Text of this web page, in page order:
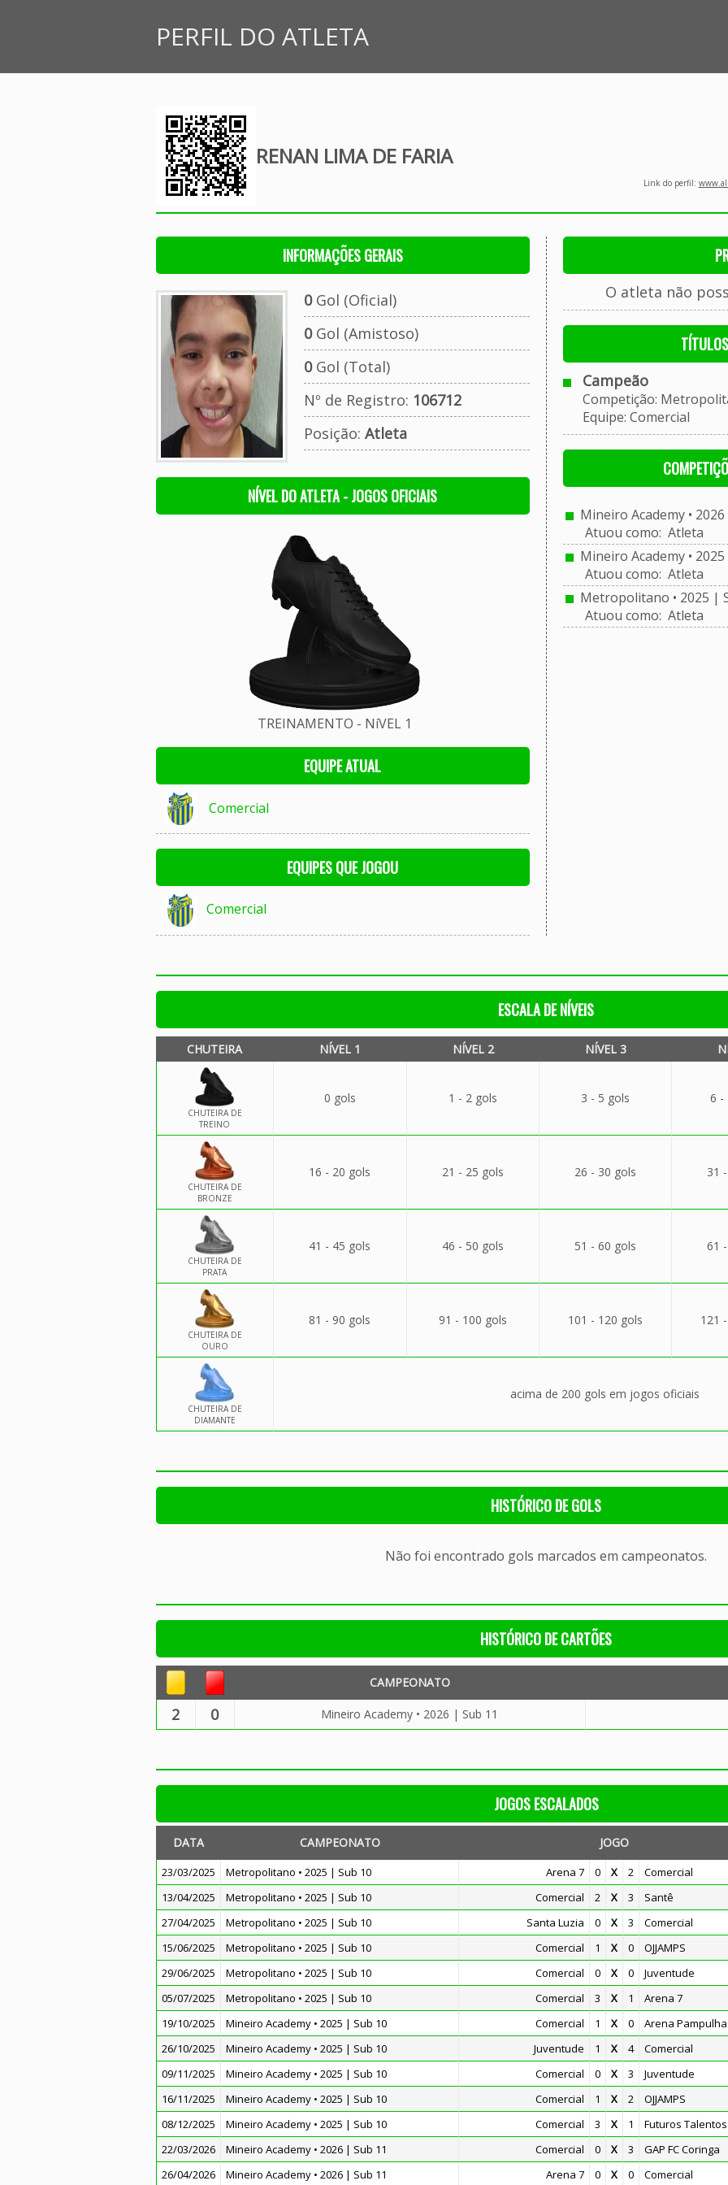
PERFIL DO ATLETA
RENAN LIMA DE FARIA
Link do perfil:
INFORMAÇÕES GERAIS
0Gol (Oficial)
0Gol (Amistoso)
0Gol (Total)
Nº de Registro: 106712
Posição: Atleta
NÍVEL DO ATLETA - JOGOS OFICIAIS
TREINAMENTO - NíVEL 1
EQUIPE ATUAL
Comercial
EQUIPES QUE JOGOU
Comercial
O atleta não
Campeão
Competição:
Equipe: Comercial
Mineiro Academy • 2026
Atuou como: Atleta
Mineiro Academy •
Atuou como: Atleta
Metropolitano • 2025 |
Atuou como: Atleta
ESCALA DE NÍVEIS
CHUTEIRA NÍVEL 1 NÍVEL 2 NÍVEL 3
CHUTEIRA DE
TREINO
0 gols 1 - 2 gols 3 - 5 gols 6 -
CHUTEIRA DE
BRONZE
16 - 20 gols 21 - 25 gols 26 - 30 gols 31
CHUTEIRA DE
PRATA
41 - 45 gols 46 - 50 gols 51 - 60 gols 61
CHUTEIRA DE
OURO
81 - 90 gols 91 - 100 gols 101 - 120 gols 121
CHUTEIRA DE
DIAMANTE
acima de 200 gols em jogos oficiais
HISTÓRICO DE GOLS
Não foi encontrado gols marcados em campeonatos.
HISTÓRICO DE CARTÕES
CAMPEONATO
2 0 Mineiro Academy • 2026 | Sub 11
JOGOS ESCALADOS
DATA CAMPEONATO JOGO
23/03/2025 Metropolitano • 2025 | Sub 10 Arena 7 0 X 2 Comercial
13/04/2025
Metropolitano • 2025 | Sub 10 Comercial 2 X 3 Santê
27/04/2025
Metropolitano • 2025 | Sub 10 Santa Luzia 0 X 3 Comercial
15/06/2025
Metropolitano • 2025 | Sub 10 Comercial 1 X 0 OJJAMPS
29/06/2025
Metropolitano • 2025 | Sub 10 Comercial 0 X 0 Juventude
05/07/2025
Metropolitano • 2025 | Sub 10 Comercial 3 X 1 Arena 7
19/10/2025
Mineiro Academy • 2025 | Sub 10 Comercial 1 X 0 Arena Pampulha
26/10/2025
Mineiro Academy • 2025 | Sub 10 Juventude 1 X 4 Comercial
09/11/2025
Mineiro Academy • 2025 | Sub 10 Comercial 0 X 3 Juventude
16/11/2025
Mineiro Academy • 2025 | Sub 10 Comercial 1 X 2 OJJAMPS
08/12/2025
Mineiro Academy • 2025 | Sub 10 Comercial 3 X 1 Futuros Talentos
22/03/2026
Mineiro Academy • 2026 | Sub 11 Comercial 0 X 3 GAP FC Coringa
26/04/2026
Mineiro Academy • 2026 | Sub 11 Arena 7 0 X 0 Comercial